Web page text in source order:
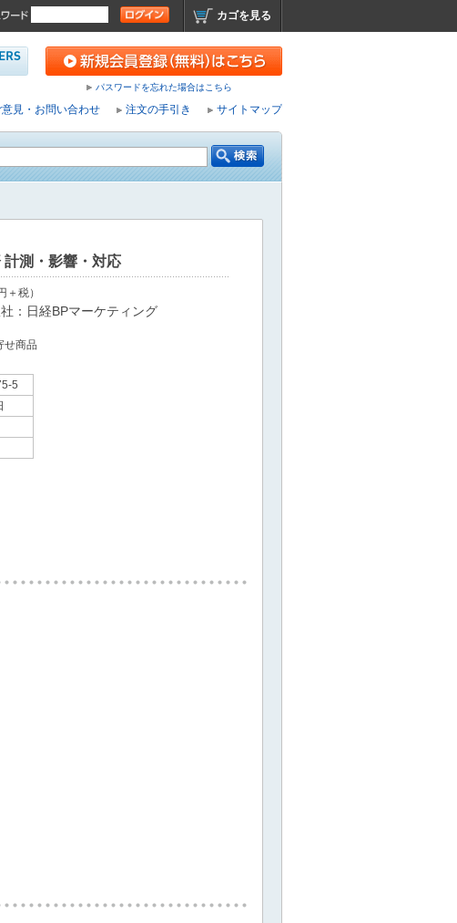
カゴを見る
パスワードを忘れた場合はこちら
意見・お問い合わせ 注文の手引き サイトマップ
測・影響・対応
＋税）
：日経BPマーケティング
商品
5